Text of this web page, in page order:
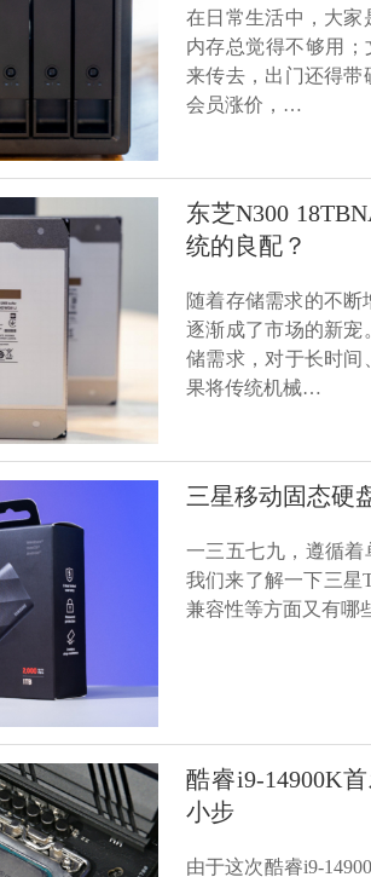
在日常生活中，大家
内存总觉得不够用
来传去，出门还得带
会员涨价，…
东芝N300
统的良配？
随着存储需求的不
逐渐成了市场的新宠
储需求，对于长时间
果将传统机械…
三星移动固态硬
一三五七九，遵循
我们来了解一下三星
兼容性等方面又有哪
酷睿i9-14900K
小步
由于这次酷睿i9-